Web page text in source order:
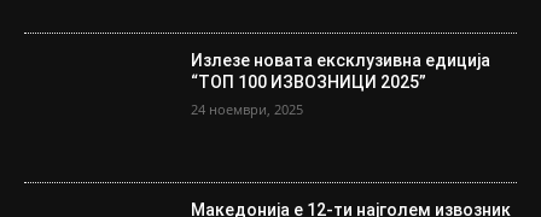
Излезе новата ексклузивна едиција
“ТОП 100 ИЗВОЗНИЦИ 2025”
24 ноември, 2025
Македонија е 12-ти најголем извозник